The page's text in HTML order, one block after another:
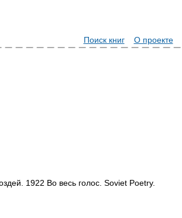
Поиск книг О проекте
1922 Во весь голос. Soviet Poetry.